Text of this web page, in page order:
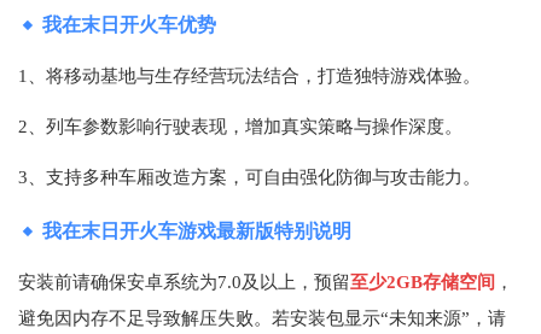
我在末日开火车优势
1、将移动基地与生存经营玩法结合，打造独特游戏体验。
2、列车参数影响行驶表现，增加真实策略与操作深度。
3、支持多种车厢改造方案，可自由强化防御与攻击能力。
我在末日开火车游戏最新版特别说明
安装前请确保安卓系统为7.0及以上，预留至少2GB存储空间 ，
避免因内存不足导致解压失败。若安装包显示“未知来源”，请